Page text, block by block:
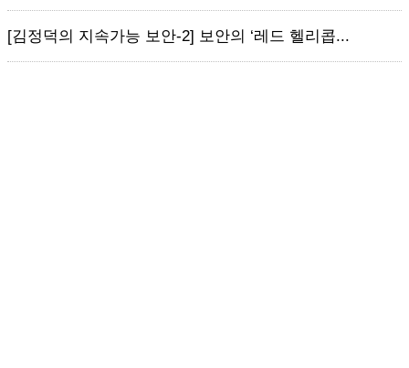
[김정덕의 지속가능 보안-2] 보안의 ‘레드 헬리콥...